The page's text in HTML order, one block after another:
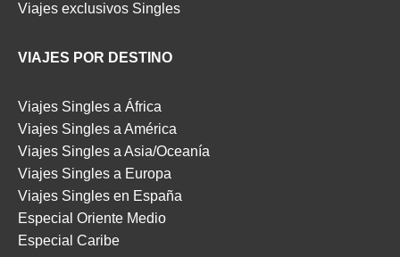
Viajes exclusivos Singles
VIAJES POR DESTINO
Viajes Singles a África
Viajes Singles a América
Viajes Singles a Asia/Oceanía
Viajes Singles a Europa
Viajes Singles en España
Especial Oriente Medio
Especial Caribe